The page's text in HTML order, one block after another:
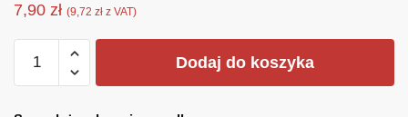
7,90 zł (9,72 zł z VAT)
PAP-
Dodaj do koszyka